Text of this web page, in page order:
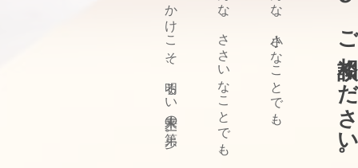
ぜひ、ご相
どんな、小さなことでも、
どんな、ささいなことでも、
きっかけこそ、明るい未来の第一歩。